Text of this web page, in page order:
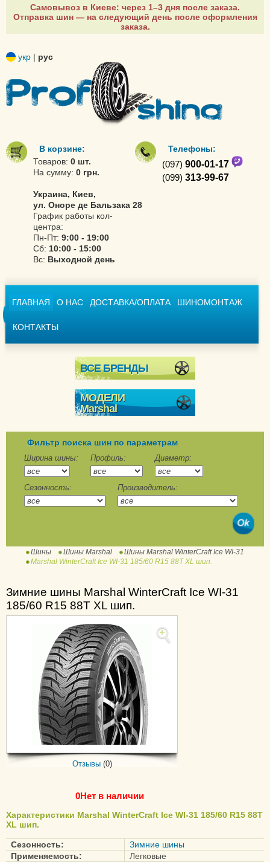
Самовывоз в Киеве: через 1–3 дня после заказа.
Отправка шин — на следующий день после оформления
заказа.
укр | рус
В корзине:
Товаров: 0 шт.
На сумму: 0 грн.
Украина, Киев,
ул. Оноре де Бальзака 28
График работы кол-
центра:
Пн-Пт: 9:00 - 19:00
Сб: 10:00 - 15:00
Вс: Выходной день
Телефоны:
(097) 900-01-17
(099) 313-99-67
ГЛАВНАЯ О НАС ДОСТАВКА/ОПЛАТА ШИНОМОНТАЖ
КОНТАКТЫ
ВСЕ БРЕНДЫ
МОДЕЛИ
Marshal
MW31
MW51
Winter PorTran CW11
WinterCraft Ice WI-31
WinterCraft SUV Ice
WS51
Crugen HP91
Matrac FX MU11
Matrac FX MU12
Matrac MH11
MH12
MH15
PorTran KC53
Фильтр поиска шин по параметрам
Ширина шины: Профиль: Диаметр:
Сезонность: Производитель:
Шины Шины Marshal
Шины Marshal WinterCraft Ice WI-31
Marshal WinterCraft Ice WI-31 185/60 R15 88T XL шип.
Зимние шины Marshal WinterCraft Ice WI-31
185/60 R15 88T XL шип.
Отзывы (0)
0Нет в наличии
Характеристики Marshal WinterCraft Ice WI-31 185/60 R15 88T
XL шип.
Сезонность:
Зимние шины
Применяемость:
Легковые